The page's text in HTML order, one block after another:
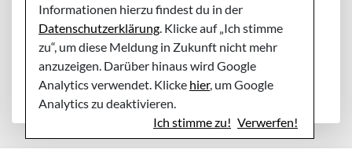
Meinen Namen, E-Mail und Website in diesem
Browser speichern, bis ich wieder kommentiere.
Informationen hierzu findest du in der
Datenschutzerklärung. Klicke auf „Ich stimme
zu“, um diese Meldung in Zukunft nicht mehr
anzuzeigen. Darüber hinaus wird Google
Analytics verwendet. Klicke hier, um Google
Analytics zu deaktivieren.
Ich stimme zu! Verwerfen!